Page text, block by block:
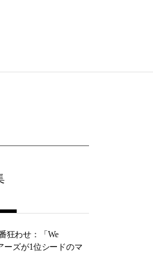
狂わせ：「We
ーズが1位シードのマ